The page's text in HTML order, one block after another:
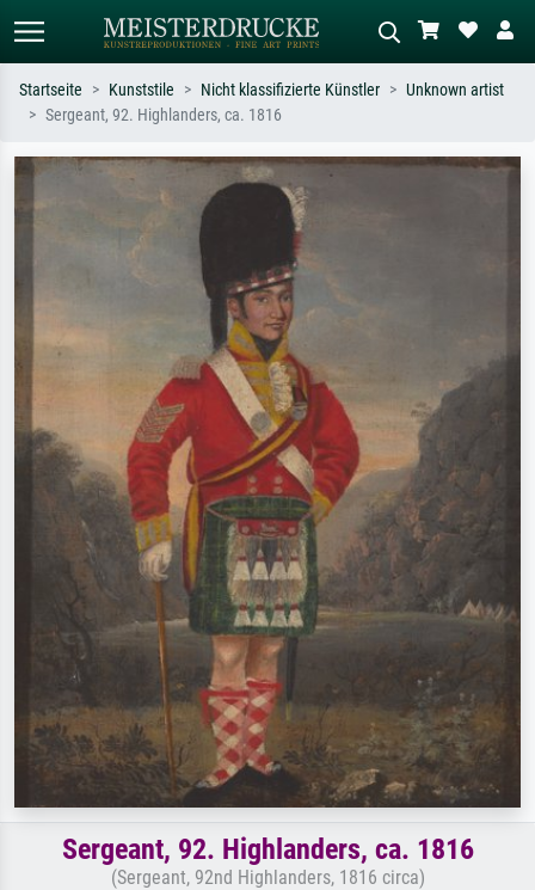
Suchen Sie nach Künstlern, Werktiteln
oder Stilen – z.B. Monet,
Sternennacht, Impressionismus, Welle
Hokusai, Akt.
Beschreiben Sie die Szene – z.B. Grüne
Wiese, Abstrakt mit viel Rot, Dunkles
Ölgemälde, Stehender Akt neben einem
Startseite Kunststile Nicht klassifizierte Künstler
Unknown artist
Sergeant, 92. Highlanders, ca. 1816
Sergeant, 92. Highlanders, ca. 1816
(Sergeant, 92nd Highlanders, 1816 circa)